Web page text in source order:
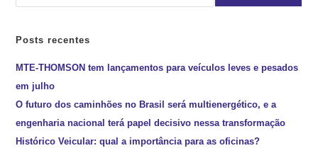
Posts recentes
MTE-THOMSON tem lançamentos para veículos leves e pesados
em julho
O futuro dos caminhões no Brasil será multienergético, e a
engenharia nacional terá papel decisivo nessa transformação
Histórico Veicular: qual a importância para as oficinas?